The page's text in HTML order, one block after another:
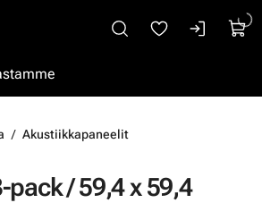
Akustiikkapaneelit
/ 59,4 x 59,4